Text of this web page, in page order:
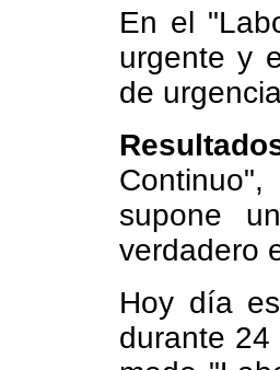
En el
urgente y
de
supone
verdadero
Hoy día
durante